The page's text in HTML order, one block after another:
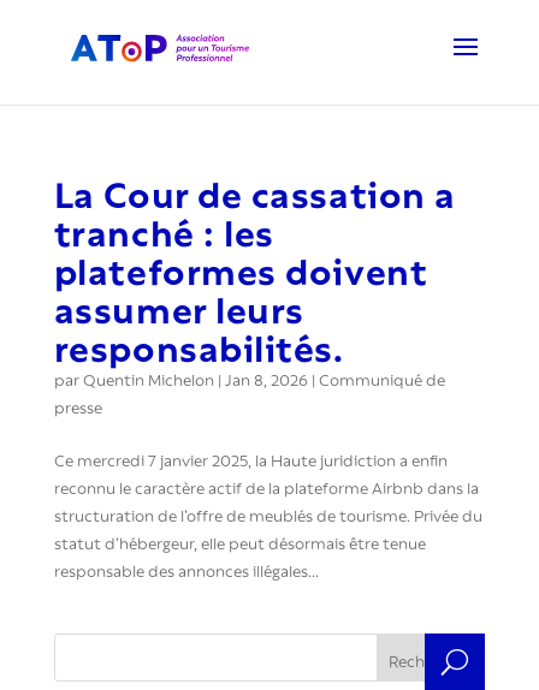
La Cour de cassation a
tranché : les
plateformes doivent
assumer leurs
responsabilités.
parQuentin Michelon | Jan 8, 2026|Communiqué de
presse
Ce mercredi 7 janvier 2025, la Haute juridiction a enfin
reconnu le caractère actif de la plateforme Airbnb dans la
structuration de l’offre de meublés de tourisme. Privée du
statut d’hébergeur, elle peut désormais être tenue
responsable des annonces illégales...
Rechercher